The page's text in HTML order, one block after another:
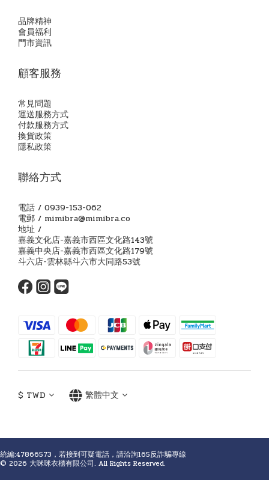
品牌精神
會員福利
門市資訊
顧客服務
常見問題
運送服務方式
付款服務方式
換貨政策
隱私政策
聯絡方式
電話 / 0939-153-062
電郵 / mimibra@mimibra.co
地址 /
嘉義文化店-嘉義市西區文化路143號
嘉義中央店-嘉義市西區文化路179號
斗六店-雲林縣斗六市大同路53號
$ TWD 繁體中文
統編:47866573，若接到可疑電話，請洽詢165反詐騙專線
© 2026 大咪咪衣櫃有限公司. All Rights Reserved.